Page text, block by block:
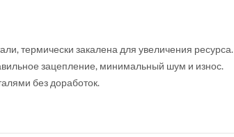
термически закалена для увеличения ресурса.
зацепление, минимальный шум и износ.
без доработок.